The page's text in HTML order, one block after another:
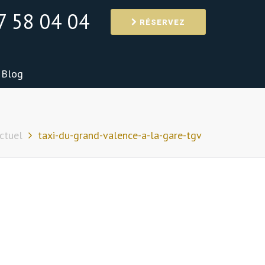
58 04 04 RÉSERVEZ
Blog
taxi-du-grand-valence-a-la-gare-tgv